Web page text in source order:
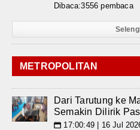
Dibaca:3556 pembaca
METROPOLITAN
Dari Tarutung ke
Semakin Dilirik
📅 17:00:49 | 16 Jul